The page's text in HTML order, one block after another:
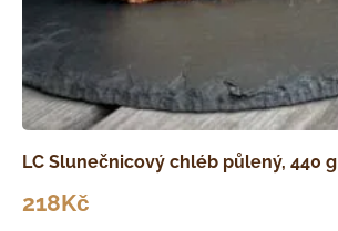
LC Slunečnicový chléb půlený, 440 g
218Kč